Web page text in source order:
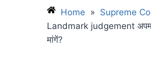
Home » Supreme
Landmark judgement अपमान
मांगें?